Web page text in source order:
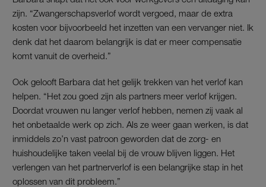
zijn. “Zwangerschapsverlof wordt vergoed, maar de extra
kosten voor bijvoorbeeld het inzetten van een vervanger niet. Ik
denk dat het daarom belangrijk is dat er meer compensatie
komt vanuit de overheid.”
Ook gelooft Barbara dat het gelijk trekken van het verlof kan
helpen. “Het zou goed zijn als partners meer verlof krijgen.
Doordat vrouwen nu langer verlof hebben, nemen zij vaak al
het onbetaalde werk op zich. Als ze weer gaan werken, is dat
inmiddels zo’n vast patroon geworden dat de zorg- en
huishoudelijke taken veelal bij de vrouw blijven liggen. Het
verlengen van het partnerverlof is een belangrijke stap in het
oplossen van dit probleem.”